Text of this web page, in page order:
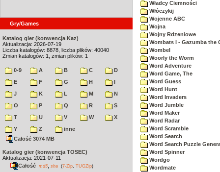
Gry/Games
Katalog gier (konwencja Kaz)
Aktualizacja: 2026-07-19
Liczba katalogów: 8878, liczba plików: 40040
Zmian katalogów: 1, zmian plików: 1
0-9 A B C
D
E
F G H
I
J
K L M
N
O
P Q R
S
T
U V W
X
Y
Z
inne
Całość 3074 MB
Katalog gier (konwencja TOSEC)
Aktualizacja: 2021-07-11
Całość md5 sha (7-Zip TUGZip)
Władcy Ciemności
Włóczykij
Wojenne ABC
Wojna
Wojny Rdzeniowe
Wombats I - Gazumba the
Wombel
Woorly the Worm
Word Adventure
Word Game, The
Word Guess
Word Hunt
Word Invaders
Word Jumble
Word Maker
Word Radar
Word Scramble
Word Search
Word Search Puzzle
Word Spinner
Wordgo
Wordmate